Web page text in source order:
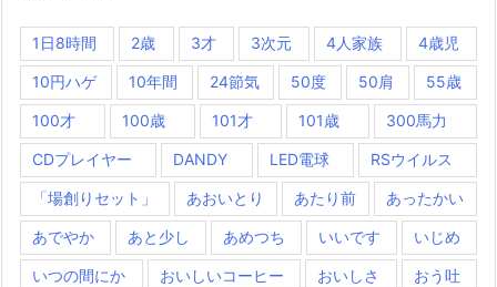
1日8時間 2歳 3才 3次元 4人家族 4歳児
10円ハゲ 10年間 24節気 50度 50肩 55歳
100才 100歳 101才 101歳 300馬力
CDプレイヤー DANDY LED電球 RSウイルス
「場創りセット」 あおいとり あたり前 あったかい
あでやか あと少し あめつち いいです いじめ
いつの間にか おいしいコーヒー おいしさ おう吐